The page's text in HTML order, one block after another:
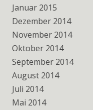
Januar 2015
Dezember 2014
November 2014
Oktober 2014
September 2014
August 2014
Juli 2014
Mai 2014